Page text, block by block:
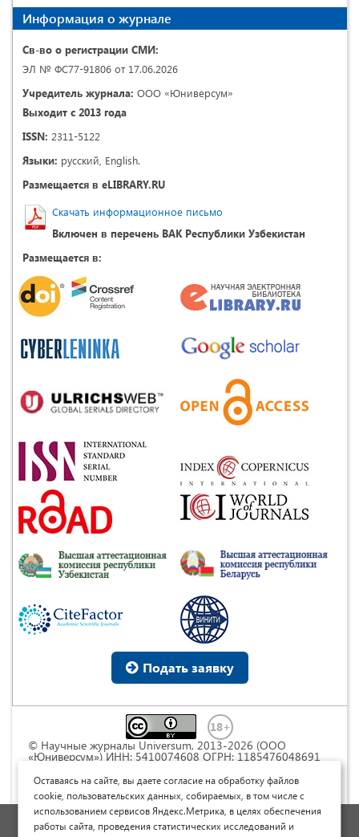
Информация о журнале
Св-во о регистрации СМИ:
ЭЛ № ФС77-91806 от 17.06.2026
Учредитель журнала: ООО «Юниверсум»
Выходит с 2013 года
ISSN: 2311-5122
Языки: русский, English.
Размещается в eLIBRARY.RU
Скачать информационное письмо
Включен в перечень ВАК Республики Узбекистан
Размещается в:
Подать заявку
© Научные журналы Universum, 2013-2026 (ООО
«Юниверсум») ИНН: 5410074608 ОГРН: 1185476048691
Commons « Attribution» («Атрибуция») 4.0
Непортированная
Политика обработки персональных данных
Оставаясь на сайте, вы даете согласие на обработку файлов
cookie, пользовательских данных, собираемых, в том числе с
использованием сервисов Яндекс.Метрика, в целях обеспечения
работы сайта, проведения статистических исследований и